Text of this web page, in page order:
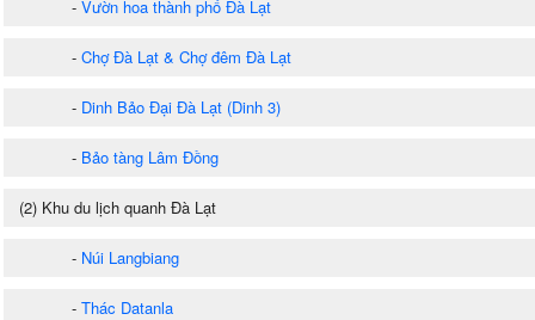
- Vườn hoa thành phố Đà Lạt
- Chợ Đà Lạt & Chợ đêm Đà Lạt
- Dinh Bảo Đại Đà Lạt (Dinh 3)
- Bảo tàng Lâm Đồng
(2) Khu du lịch quanh Đà Lạt
- Núi Langbiang
- Thác Datanla